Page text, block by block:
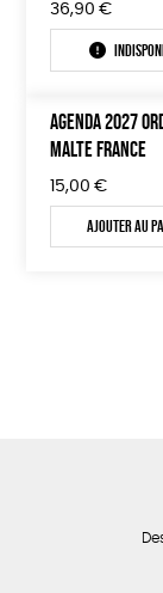
36,90 €
AGENDA 2027
MALTE FRANCE
15,00 €
Ajouter au